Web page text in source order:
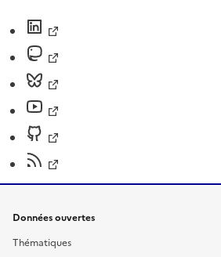
Données ouvertes
Thématiques